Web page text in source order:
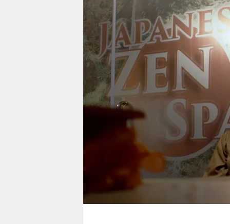
nord
wahrheit
verlag
verlag
veranstaltungen
fragen & hilfe
unterstützen
genossenschaft